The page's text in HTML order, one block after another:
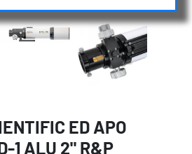
ED APO
1 ALU 2" R&P